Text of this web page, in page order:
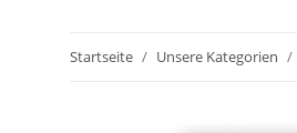
Startseite Unsere Kategorien